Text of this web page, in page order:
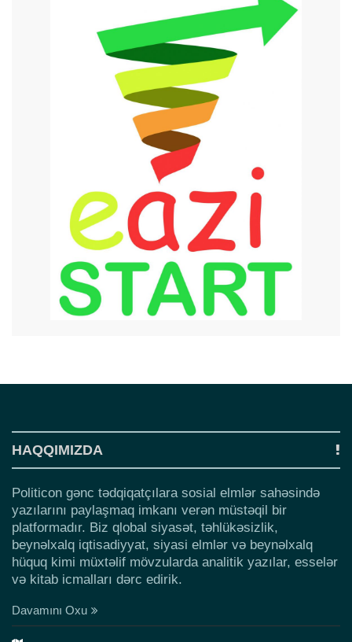
HAQQIMIZDA
Politicon gənc tədqiqatçılara sosial elmlər sahəsində
yazılarını paylaşmaq imkanı verən müstəqil bir
platformadır. Biz qlobal siyasət, təhlükəsizlik,
beynəlxalq iqtisadiyyat, siyasi elmlər və beynəlxalq
hüquq kimi müxtəlif mövzularda analitik yazılar, esselər
və kitab icmalları dərc edirik.
Davamını Oxu